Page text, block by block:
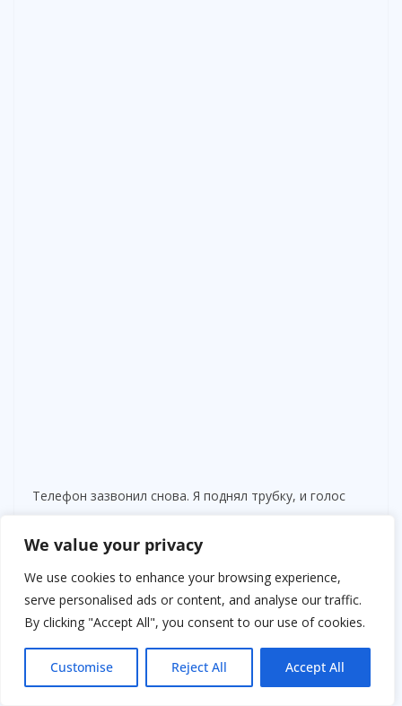
We value your privacy
We use cookies to enhance your browsing experience,
serve personalised ads or content, and analyse our traffic.
By clicking "Accept All", you consent to our use of cookies.
Customise Reject All Accept All
Телефон зазвонил снова. Я поднял трубку, и голос
— Время пришло. Ты должен увидеть.
С этими словами из тёмного угла комнаты появилась
фигура, которую я никогда раньше не видел. Высокая,
с длинными руками и черной маской на лице, оно
двигалось беззвучно, словно скользило по полу. Моя
соседка повернулась к нему и кивнула. Я